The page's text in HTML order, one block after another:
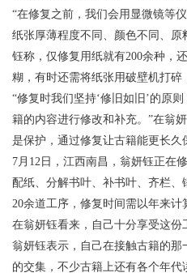
“在修复之前，我们会用显微镜等
纸张厚薄程度不同、颜色不同、
钰称，仅修复用纸就有200余种，
糊，有时还需将纸张用破壁机打碎
“修复时我们坚持‘修旧如旧’的原
籍的内容进行修改和补充。”在翁
是保护，通过修复让古籍能更长久
7月12日，江西南昌，翁妍钰正在
配纸、分解书叶、补书叶、齐栏
20余道工序，修复时间需以年来
在翁妍钰看来，自己十分享受这份
翁妍钰表示，自己在接触古籍的
的交集，不少古籍上还有各个年